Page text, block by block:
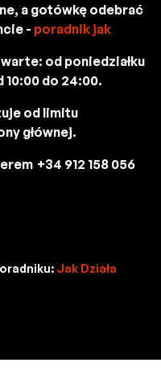
a gotówkę odebrać
- poradnik jak
od poniedziałku
do 24:00.
od limitu
głównej.
+34 912 158 056
Jak Działa